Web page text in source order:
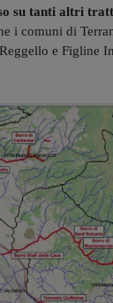
su tanti altri
i comuni di
e Figline